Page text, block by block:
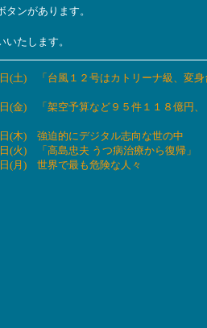
タンがあります。
いたします。
(土) 「台風１２号はカトリーナ級、変
(金) 「架空予算など９５件１１８億円
(木) 強迫的にデジタル志向な世の中
(火) 「高島忠夫 うつ病治療から復帰」
(月) 世界で最も危険な人々